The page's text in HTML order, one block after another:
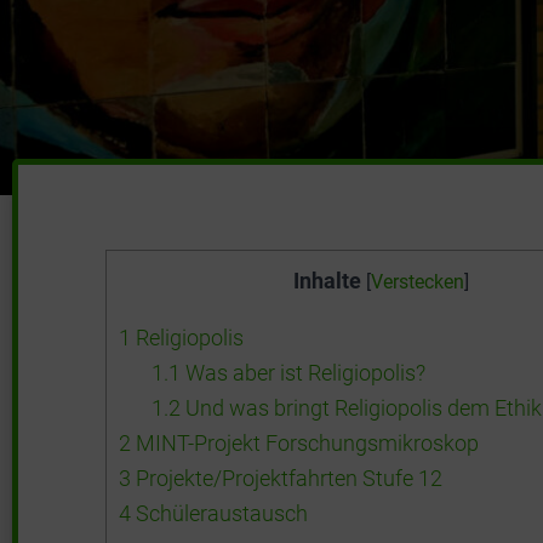
Inhalte [Verstecken]
1 Religiopolis
1.1 Was aber ist Religiopolis?
1.2 Und was bringt Religiopolis dem
2 MINT-Projekt Forschungsmikroskop
3 Projekte/Projektfahrten Stufe 12
4 Schüleraustausch